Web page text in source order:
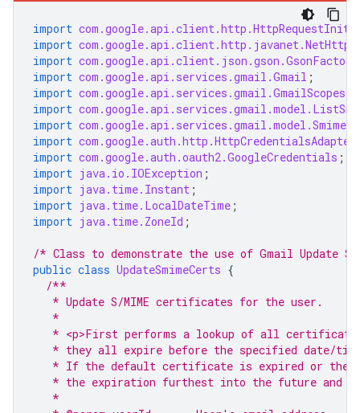
import
import
import com.google.api.client.json.gson.GsonFactory
import com.google.api.services.gmail.Gmail ;
import com.google.api.services.gmail.GmailScopes
import
import
import com.google.auth.http.HttpCredentialsAdapter
import com.google.auth.oauth2.GoogleCredentials ;
import java.io.IOException ;
import java.time.Instant ;
import java.time.LocalDateTime ;
import java.time.ZoneId ;
/* Class to demonstrate the use of Gmail Update
public class UpdateSmimeCerts {
/**
   * Update S/MIME certificates for the user.
   *
* <p>First performs a lookup of all
* they all expire before the specified date/
* If the default certificate is expired or
* the expiration furthest into the future and
   *